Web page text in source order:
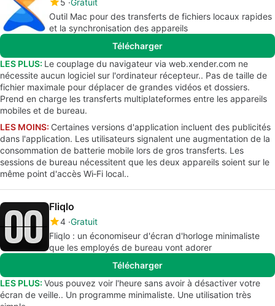
5 Gratuit
Outil Mac pour des transferts de fichiers locaux rapides
et la synchronisation des appareils
Télécharger
LES PLUS: Le couplage du navigateur via web.xender.com ne
nécessite aucun logiciel sur l'ordinateur récepteur.. Pas de taille de
fichier maximale pour déplacer de grandes vidéos et dossiers.
Prend en charge les transferts multiplateformes entre les appareils
mobiles et de bureau.
LES MOINS: Certaines versions d'application incluent des publicités
dans l'application. Les utilisateurs signalent une augmentation de la
consommation de batterie mobile lors de gros transferts. Les
sessions de bureau nécessitent que les deux appareils soient sur le
même point d'accès Wi‑Fi local..
Fliqlo
4 Gratuit
Fliqlo : un économiseur d'écran d'horloge minimaliste
que les employés de bureau vont adorer
Télécharger
LES PLUS: Vous pouvez voir l'heure sans avoir à désactiver votre
écran de veille.. Un programme minimaliste. Une utilisation très